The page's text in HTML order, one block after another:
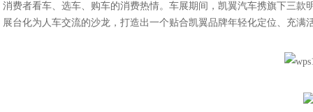
消费者看车、选车、购车的消费热情。车展期间，凯翼汽车携旗下三款
展台化为人车交流的沙龙，打造出一个贴合凯翼品牌年轻化定位、充满